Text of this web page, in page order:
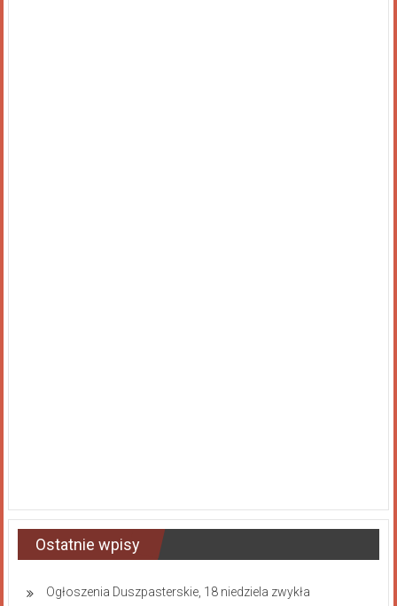
Ostatnie wpisy
Ogłoszenia Duszpasterskie, 18 niedziela zwykła